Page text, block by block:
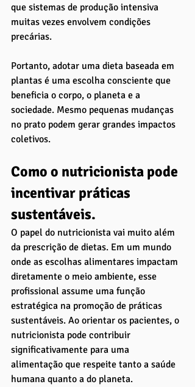
que sistemas de produção intensiva
muitas vezes envolvem condições
precárias.
Portanto, adotar uma dieta baseada em
plantas é uma escolha consciente que
beneficia o corpo, o planeta e a
sociedade. Mesmo pequenas mudanças
no prato podem gerar grandes impactos
coletivos.
Como o nutricionista pode
incentivar práticas
sustentáveis.
O papel do nutricionista vai muito além
da prescrição de dietas. Em um mundo
onde as escolhas alimentares impactam
diretamente o meio ambiente, esse
profissional assume uma função
estratégica na promoção de práticas
sustentáveis. Ao orientar os pacientes, o
nutricionista pode contribuir
significativamente para uma
alimentação que respeite tanto a saúde
humana quanto a do planeta.